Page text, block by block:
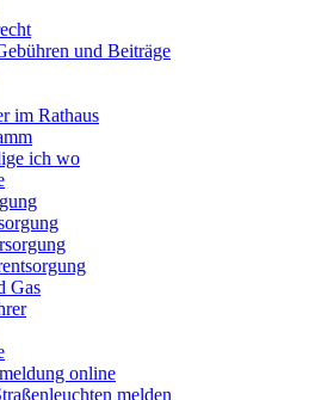
und Beiträge
im Rathaus
ich wo
Gas
online
melden